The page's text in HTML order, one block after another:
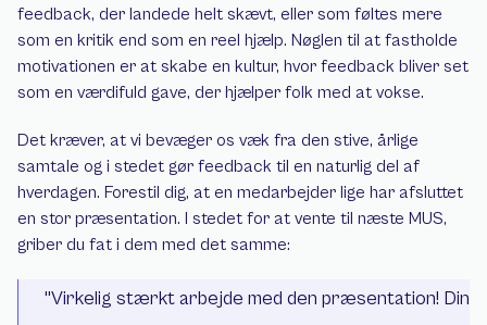
feedback, der landede helt skævt, eller som føltes mere
som en kritik end som en reel hjælp. Nøglen til at fastholde
motivationen er at skabe en kultur, hvor feedback bliver set
som en værdifuld gave, der hjælper folk med at vokse.
Det kræver, at vi bevæger os væk fra den stive, årlige
samtale og i stedet gør feedback til en naturlig del af
hverdagen. Forestil dig, at en medarbejder lige har afsluttet
en stor præsentation. I stedet for at vente til næste MUS,
griber du fat i dem med det samme:
"Virkelig stærkt arbejde med den præsentation! Din